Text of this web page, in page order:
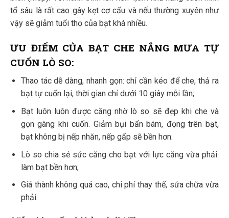
tổ sâu là rất cao gây kẹt cơ cấu và nếu thường xuyên như
vậy sẽ giảm tuổi thọ của bạt khá nhiều.
ƯU ĐIỂM CỦA BẠT CHE NẮNG MƯA TỰ
CUỐN LÒ SO:
Thao tác dễ dàng, nhanh gọn: chỉ cần kéo để che, thả ra
bạt tự cuốn lại, thời gian chỉ dưới 10 giây mỗi lần;
Bạt luôn luôn được căng nhờ lò so sẽ đẹp khi che và
gọn gàng khi cuốn. Giảm bụi bẩn bám, đọng trên bạt,
bạt không bị nếp nhăn, nếp gấp sẽ bền hơn.
Lò so chia sẻ sức căng cho bạt với lực căng vừa phải:
làm bạt bền hơn;
Giá thành không quá cao, chi phí thay thế, sửa chữa vừa
phải.